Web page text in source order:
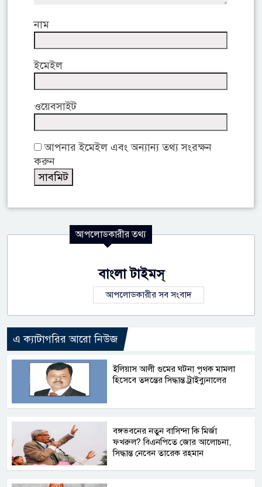
নাম
ইমেইল
ওয়েবসাইট
আপনার ইমেইল এবং অন্যান্য তথ্য সংরক্ষন
করুন
আপলোডকারীর তথ্য
বাংলা টাইমস্
আপলোডকারীর সব সংবাদ
এ ক্যাটাগরির আরো নিউজ
ইলিয়াস আলী গুমের ঘটনা পৃথক মামলা
হিসেবে তদন্তের সিদ্ধান্ত ট্রাইব্যুনালের
বঙ্গভবনের নতুন বাসিন্দা কি মির্জা
ফখরুল? বিএনপিতে জোর আলোচনা,
সিদ্ধান্ত নেবেন তারেক রহমান